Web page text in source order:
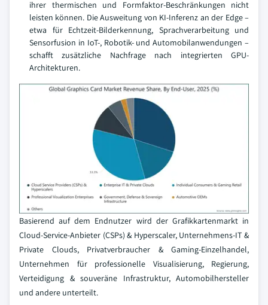
ihrer thermischen und Formfaktor-Beschränkungen nicht
leisten können. Die Ausweitung von KI-Inferenz an der Edge –
etwa für Echtzeit-Bilderkennung, Sprachverarbeitung und
Sensorfusion in IoT-, Robotik- und Automobilanwendungen –
schafft zusätzliche Nachfrage nach integrierten GPU-
Architekturen.
Basierend auf dem Endnutzer wird der Grafikkartenmarkt in
Cloud-Service-Anbieter (CSPs) & Hyperscaler, Unternehmens-IT &
Private Clouds, Privatverbraucher & Gaming-Einzelhandel,
Unternehmen für professionelle Visualisierung, Regierung,
Verteidigung & souveräne Infrastruktur, Automobilhersteller
und andere unterteilt.